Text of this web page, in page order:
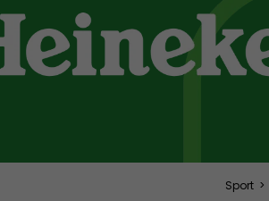
Sport >